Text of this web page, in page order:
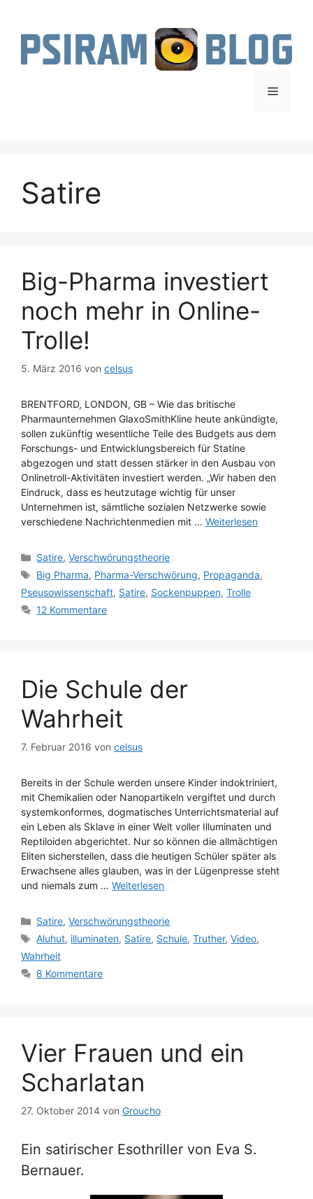
springen
Menü
Satire
Big-Pharma investiert
noch mehr in Online-
Trolle!
5. März 2016 von celsus
BRENTFORD, LONDON, GB – Wie das britische
Pharmaunternehmen GlaxoSmithKline heute ankündigte,
sollen zukünftig wesentliche Teile des Budgets aus dem
Forschungs- und Entwicklungsbereich für Statine
abgezogen und statt dessen stärker in den Ausbau von
Onlinetroll-Aktivitäten investiert werden. „Wir haben den
Eindruck, dass es heutzutage wichtig für unser
Unternehmen ist, sämtliche sozialen Netzwerke sowie
verschiedene Nachrichtenmedien mit … Weiterlesen
Kategorien
Satire,Verschwörungstheorie
Schlagwörter
Big Pharma, Pharma-Verschwörung, Propaganda,
Pseusowissenschaft, Satire, Sockenpuppen, Trolle
12 Kommentare
Die Schule der
Wahrheit
7. Februar 2016 von celsus
Bereits in der Schule werden unsere Kinder indoktriniert,
mit Chemikalien oder Nanopartikeln vergiftet und durch
systemkonformes, dogmatisches Unterrichtsmaterial auf
ein Leben als Sklave in einer Welt voller Illuminaten und
Reptiloiden abgerichtet. Nur so können die allmächtigen
Eliten sicherstellen, dass die heutigen Schüler später als
Erwachsene alles glauben, was in der Lügenpresse steht
und niemals zum … Weiterlesen
Kategorien
Satire,Verschwörungstheorie
Schlagwörter
Aluhut, illuminaten, Satire, Schule,Truther,Video,
Wahrheit
8 Kommentare
Vier Frauen und ein
Scharlatan
27. Oktober 2014 von Groucho
Ein satirischer Esothriller von Eva S.
Bernauer.